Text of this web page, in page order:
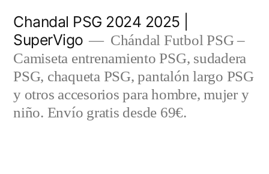
contenido
Chandal PSG 2024 2025 |
SuperVigo
Chándal Futbol PSG –
Camiseta entrenamiento PSG, sudadera
PSG, chaqueta PSG, pantalón largo PSG
y otros accesorios para hombre, mujer y
niño. Envío gratis desde 69€.